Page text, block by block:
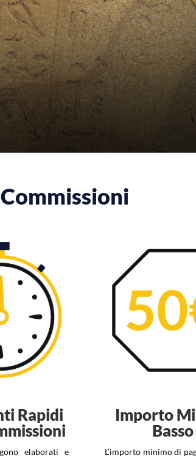
Rapidi
elaborati e
Importo
Basso
L’importo minimo di